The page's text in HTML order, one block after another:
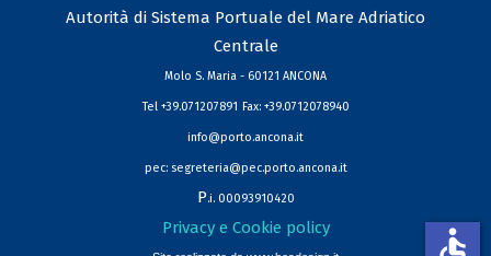
Autorità di Sistema Portuale del Mare Adriatico
Centrale
Molo S. Maria - 60121 ANCONA
Tel +39.071207891 Fax: +39.0712078940
info@porto.ancona.it
pec: segreteria@pec.porto.ancona.it
P.i. 00093910420
Privacy e Cookie policy accessible